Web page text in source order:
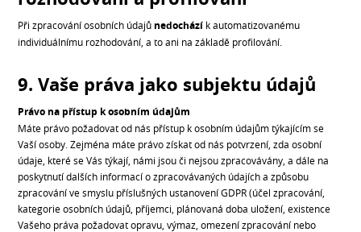
Při zpracování osobních údajů nedochází k automatizovanému
individuálnímu rozhodování, a to ani na základě profilování.
9. Vaše práva jako subjektu údajů
Právo na přístup k osobním údajům
Máte právo požadovat od nás přístup k osobním údajům týkajícím se
Vaší osoby. Zejména máte právo získat od nás potvrzení, zda osobní
údaje, které se Vás týkají, námi jsou či nejsou zpracovávány, a dále na
poskytnutí dalších informací o zpracovávaných údajích a způsobu
zpracování ve smyslu příslušných ustanovení GDPR (účel zpracování,
kategorie osobních údajů, příjemci, plánovaná doba uložení, existence
Vašeho práva požadovat opravu, výmaz, omezení zpracování nebo